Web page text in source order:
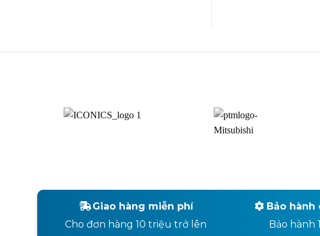
Giao hàng miễn phí
Cho đơn hàng 10 triệu trở lên
Bảo hành
Bảo hành